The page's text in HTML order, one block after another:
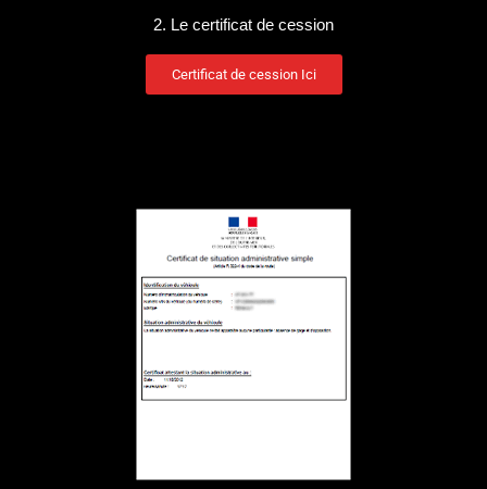
2. Le certificat de cession
Certificat de cession Ici